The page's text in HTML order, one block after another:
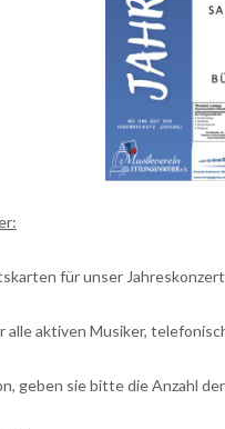
für unser
alle aktiven Musiker,
geben sie bitte die Anzahl